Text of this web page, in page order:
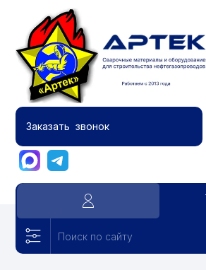
Заказать звонок